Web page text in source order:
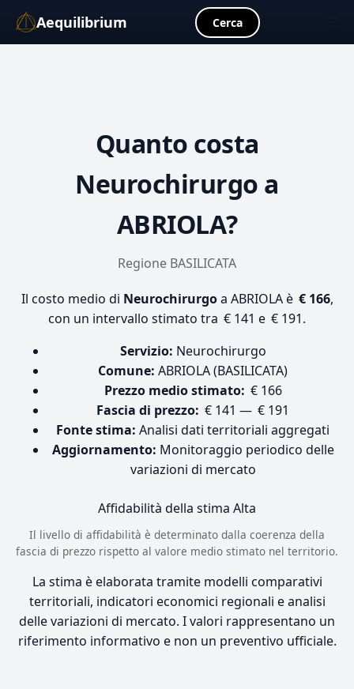
Aequilibrium Cerca
Quanto costa
Neurochirurgo a
ABRIOLA?
Regione BASILICATA
Il costo medio di Neurochirurgoa ABRIOLA è € 166,
con un intervallo stimato tra € 141 e € 191.
Servizio: Neurochirurgo
Comune: ABRIOLA (BASILICATA)
Prezzo medio stimato: € 166
Fascia di prezzo: € 141 — € 191
Fonte stima: Analisi dati territoriali aggregati
Aggiornamento: Monitoraggio periodico delle
variazioni di mercato
Affidabilità della stima Alta
Il livello di affidabilità è determinato dalla coerenza della
fascia di prezzo rispetto al valore medio stimato nel territorio.
La stima è elaborata tramite modelli comparativi
territoriali, indicatori economici regionali e analisi
delle variazioni di mercato. I valori rappresentano un
riferimento informativo e non un preventivo ufficiale.